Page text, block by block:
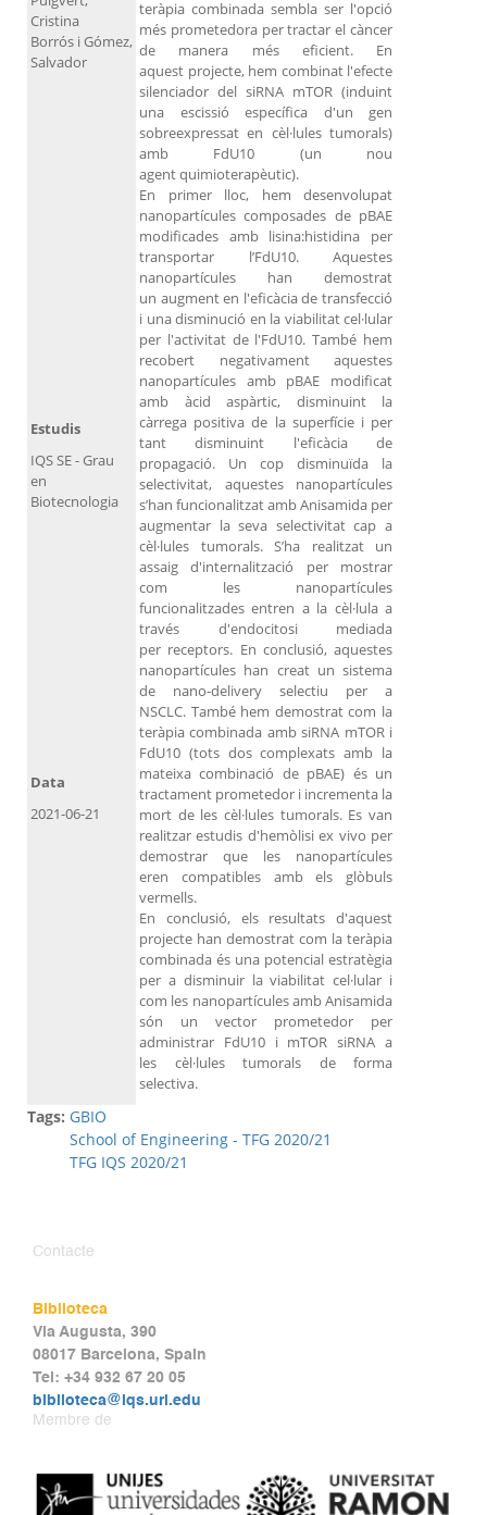
teràpia combinada sembla ser l'opció
més prometedora per tractar el càncer
de manera més eficient. En
aquest projecte, hem combinat l'efecte
silenciador del siRNA mTOR (induint
una escissió específica d'un gen
sobreexpressat en cèl·lules tumorals)
amb FdU10 (un nou
agent quimioterapèutic).
En primer lloc, hem desenvolupat
nanopartícules composades de pBAE
modificades amb lisina:histidina per
transportar l’FdU10. Aquestes
nanopartícules han demostrat
un augment en l'eficàcia de transfecció
i una disminució en la viabilitat cel·lular
per l'activitat de l'FdU10. També hem
recobert negativament aquestes
nanopartícules amb pBAE modificat
amb àcid aspàrtic, disminuint la
càrrega positiva de la superfície i per
tant disminuint l'eficàcia de
propagació. Un cop disminuïda la
selectivitat, aquestes nanopartícules
s’han funcionalitzat amb Anisamida per
augmentar la seva selectivitat cap a
cèl·lules tumorals. S’ha realitzat un
assaig d'internalització per mostrar
com les nanopartícules
funcionalitzades entren a la cèl·lula a
través d'endocitosi mediada
per receptors. En conclusió, aquestes
nanopartícules han creat un sistema
de nano-delivery selectiu per a
NSCLC. També hem demostrat com la
teràpia combinada amb siRNA mTOR i
FdU10 (tots dos complexats amb la
mateixa combinació de pBAE) és un
tractament prometedor i incrementa la
mort de les cèl·lules tumorals. Es van
realitzar estudis d'hemòlisi ex vivo per
demostrar que les nanopartícules
eren compatibles amb els glòbuls
vermells.
En conclusió, els resultats d'aquest
projecte han demostrat com la teràpia
combinada és una potencial estratègia
per a disminuir la viabilitat cel·lular i
com les nanopartícules amb Anisamida
són un vector prometedor per
administrar FdU10 i mTOR siRNA a
les cèl·lules tumorals de forma
selectiva.
Cristina
Borrós i Gómez,
Salvador
Estudis
IQS SE - Grau
en
Biotecnologia
Data
2021-06-21
Tags: GBIO
School of Engineering - TFG 2020/21
TFG IQS 2020/21
Contacte
Biblioteca
Via Augusta, 390
08017 Barcelona, Spain
Tel: +34 932 67 20 05
biblioteca@iqs.url.edu
Membre de